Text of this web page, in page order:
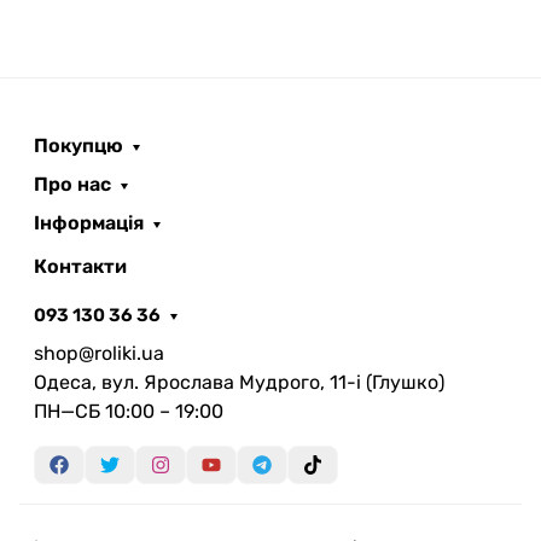
Покупцю
Про нас
Інформація
Контакти
093 130 36 36
shop@roliki.ua
Одеса, вул. Ярослава Мудрого, 11-i (Глушко)
ПН—СБ 10:00 – 19:00